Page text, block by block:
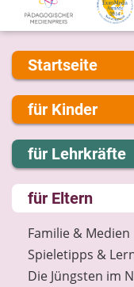
Startseite
Über uns
Presse
Kontakt
Impressum
Internet-ABC
Barrierefreiheit
Länderprojekte
für Kinder
Lernen und
Hobby und
Spiel und Spaß
Mitreden und
Lexikon
Datenschutz
Newsletter
für Lehrkräfte
Lernmodule
Internet-ABC-
Praxishilfen
Aktuelles
für Eltern
Familie & Medien
Spieletipps &
Die Jüngsten im